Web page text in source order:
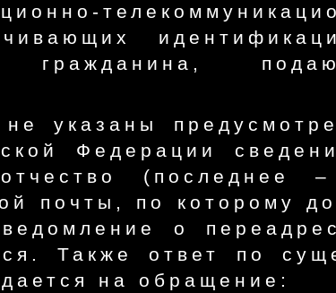
гражданина,
указаны
Федерации
(последнее
почты, по которому
о
Также ответ по
на обращение: